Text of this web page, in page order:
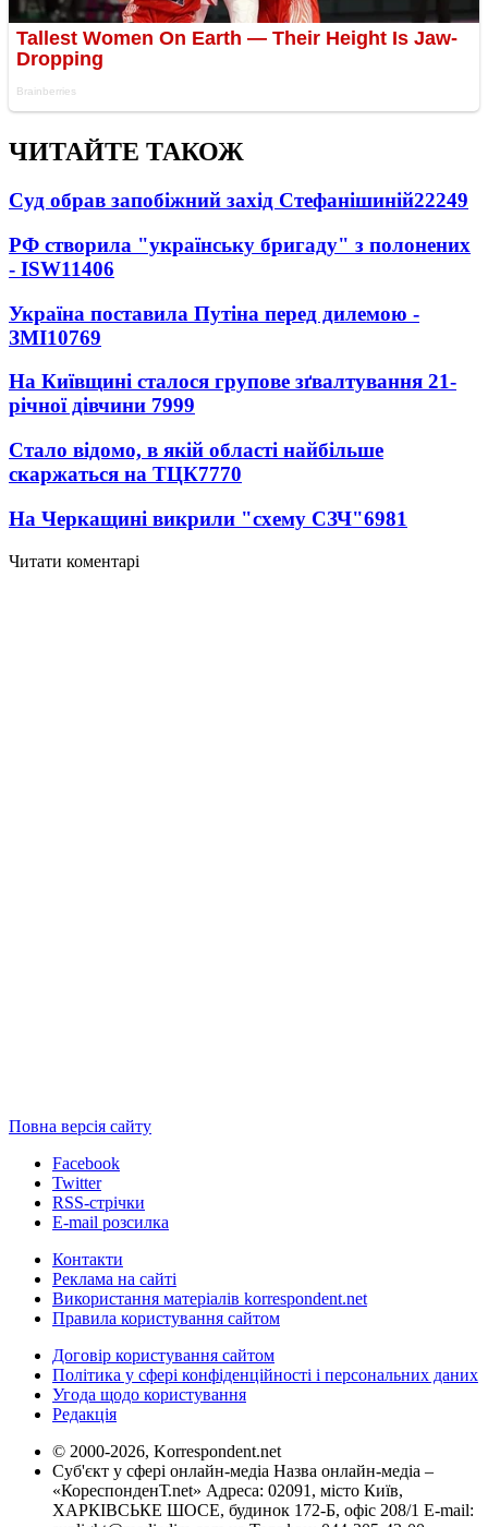
ЧИТАЙТЕ ТАКОЖ
Суд обрав запобіжний захід Стефанішиній22249
РФ створила "українську бригаду" з полонених
- ISW11406
Україна поставила Путіна перед дилемою -
ЗМІ10769
На Київщині сталося групове зґвалтування 21-
річної дівчини 7999
Стало відомо, в якій області найбільше
скаржаться на ТЦК7770
На Черкащині викрили "схему СЗЧ"6981
Читати коментарі
Повна версія сайту
Facebook
Twitter
RSS-стрічки
E-mail розсилка
Контакти
Реклама на сайті
Використання матеріалів korrespondent.net
Правила користування сайтом
Договір користування сайтом
Політика у сфері конфіденційності і персональних даних
Угода щодо користування
Редакція
© 2000-2026, Korrespondent.net
Суб'єкт у сфері онлайн-медіа Назва онлайн-медіа –
«КореспонденТ.net» Адреса: 02091, місто Київ,
ХАРКІВСЬКЕ ШОСЕ, будинок 172-Б, офіс 208/1 E-mail: